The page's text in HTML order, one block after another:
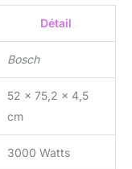
Détail
Bosch
52 x 75,2 x 4,5
cm
3000 Watts